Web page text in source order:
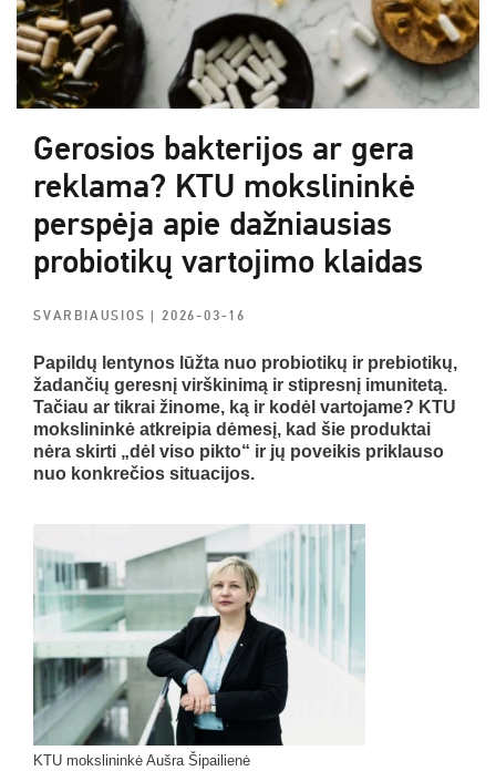
Gerosios bakterijos ar gera
reklama? KTU mokslininkė
perspėja apie dažniausias
probiotikų vartojimo klaidas
SVARBIAUSIOS| 2026-03-16
Papildų lentynos lūžta nuo probiotikų ir prebiotikų,
žadančių geresnį virškinimą ir stipresnį imunitetą.
Tačiau ar tikrai žinome, ką ir kodėl vartojame? KTU
mokslininkė atkreipia dėmesį, kad šie produktai
nėra skirti „dėl viso pikto“ ir jų poveikis priklauso
nuo konkrečios situacijos.
KTU mokslininkė Aušra Šipailienė